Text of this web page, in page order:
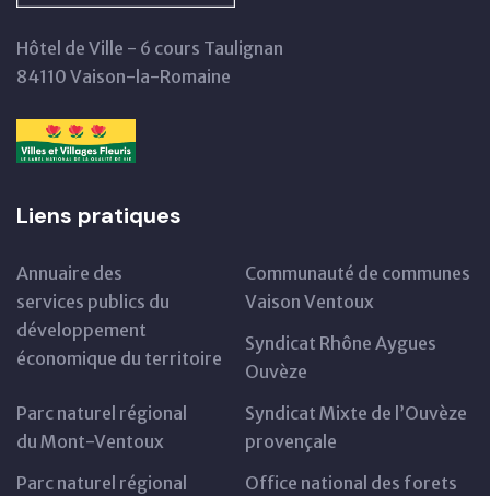
Hôtel de Ville - 6 cours Taulignan
84110 Vaison-la-Romaine
Liens pratiques
Annuaire des
services publics du
développement
économique du territoire
Communauté de communes
Vaison Ventoux
Syndicat Rhône Aygues
Ouvèze
Parc naturel régional
du Mont-Ventoux
Syndicat Mixte de l’Ouvèze
provençale
Parc naturel régional
Office national des forets